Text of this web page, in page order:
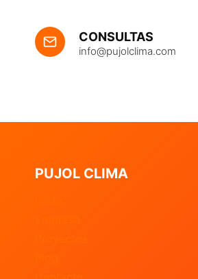
CONSULTAS
info@pujolclima.com
PUJOL CLIMA